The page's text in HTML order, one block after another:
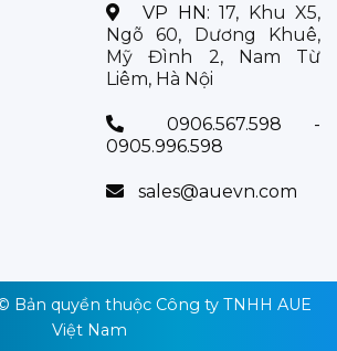
VP HN:17, Khu X5,
Ngõ 60, Dương Khuê,
Mỹ Đình 2, Nam Từ
Liêm, Hà Nội
0906.567.598 -
0905.996.598
sales@auevn.com
Bản quyền thuộc Công ty TNHH AUE
Việt Nam